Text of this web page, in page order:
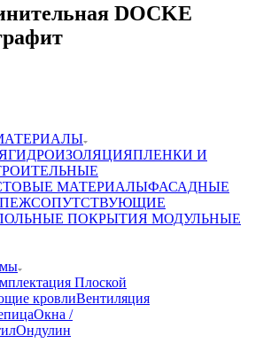
DOCKE
ГИДРОИЗОЛЯЦИЯПЛЕНКИ И
МАТЕРИАЛЫФАСАДНЫЕ
СОПУТСТВУЮЩИЕ
ПОКРЫТИЯ МОДУЛЬНЫЕ
Плоской
кровлиВентиляция
Окна /
Ондулин